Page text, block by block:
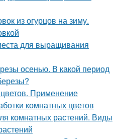
из огурцов на зиму.
для выращивания
осенью. В какой период
Применение
комнатных цветов
комнатных растений. Виды